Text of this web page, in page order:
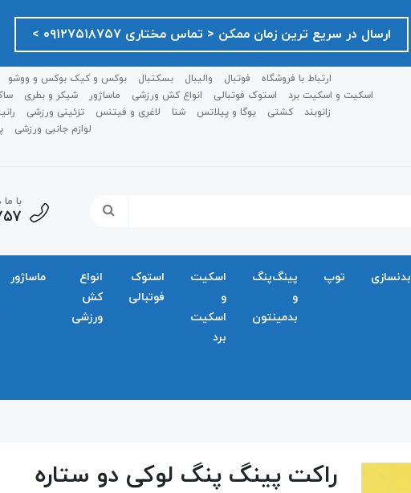
ارسال در سریع ترین زمان ممکن ‌< تماس مختاری ۰۹۱۲۷۵۱۸۷۵۷ >
ارتباط با فروشگاه فوتبال والیبال بسکتبال بوکس و کیک بوکس و ووشو
اسکیت و اسکیت برد
استوک فوتبالی انواع کش ورزشی ماساژور شیکر و بطری
زانوبند
کشتی یوگا و پیلاتس شنا لاغری و فیتنس تزئینی ورزشی
لوازم جانبی ورزشی
با
بدنسازی توپ
پینگ‌پنگ
و
بدمينتون
اسکیت
و
اسکیت
برد
استوک
فوتبالی
انواع
کش
ورزشی
ماساژور
راکت پینگ پنگ لوکی دو ستاره